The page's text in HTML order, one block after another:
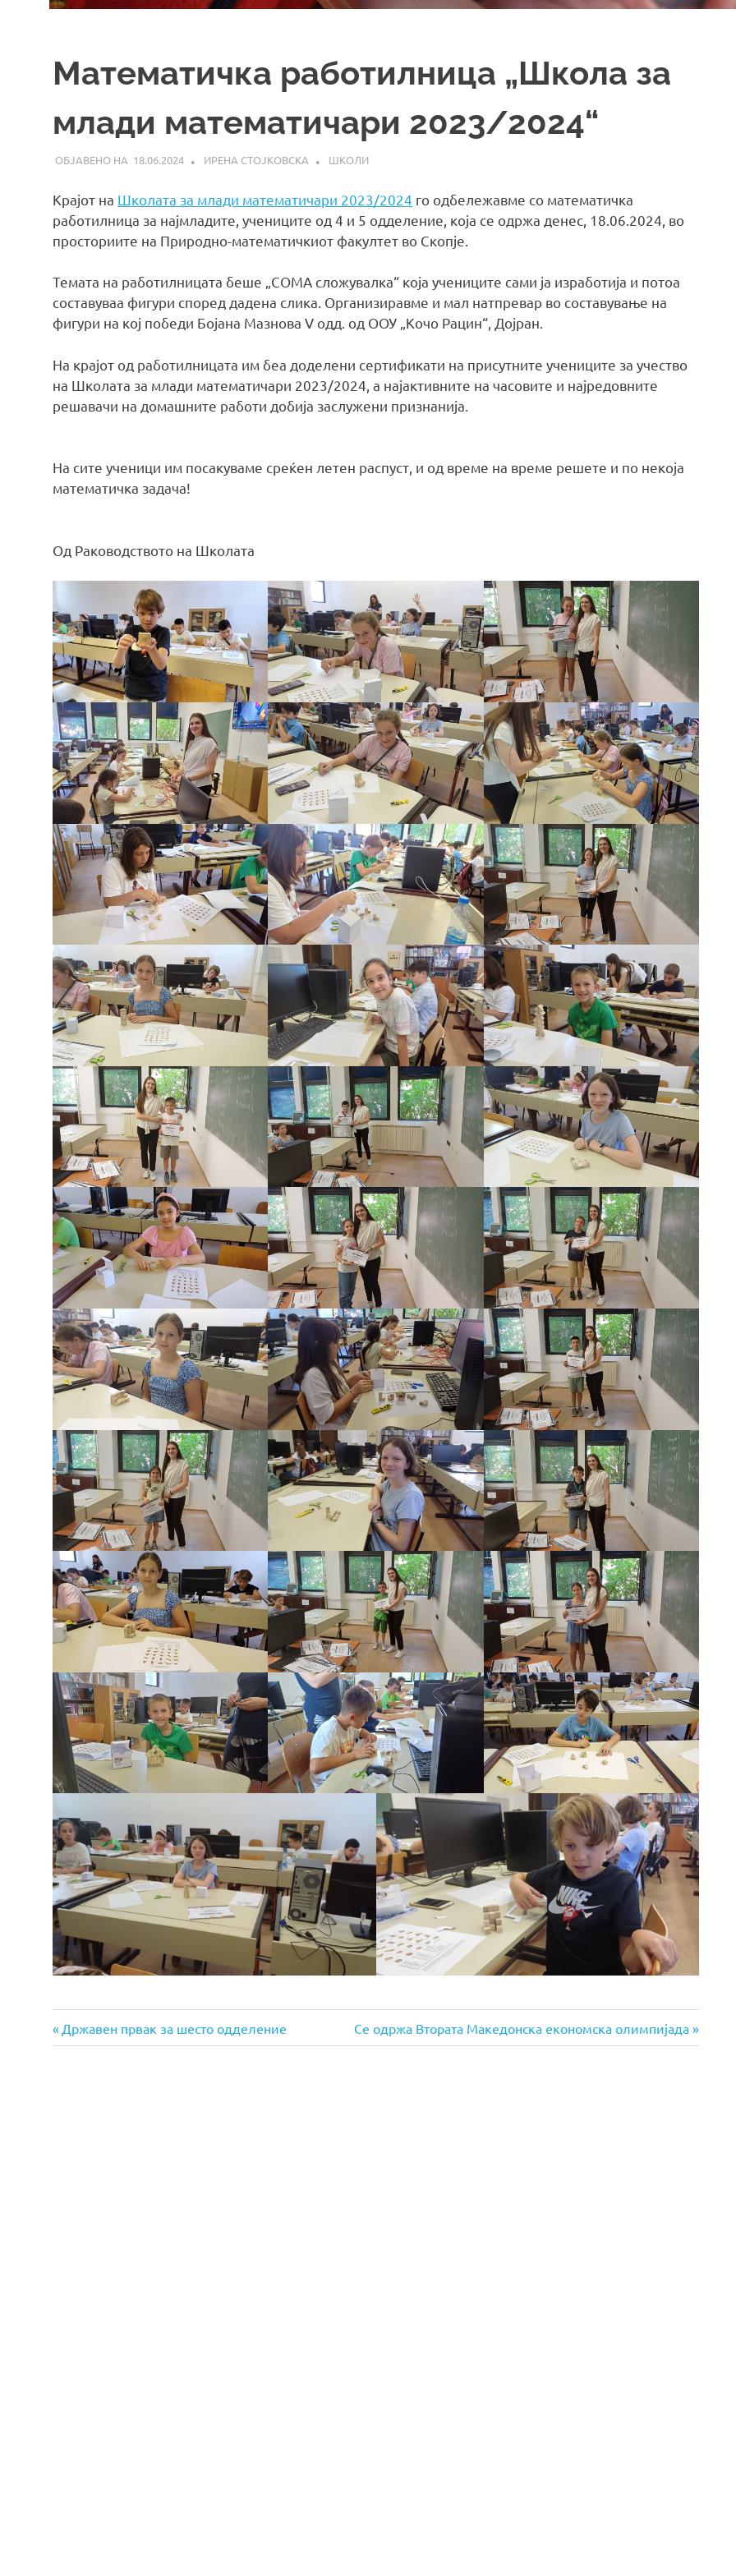
Математичка работилница „Школа за
млади математичари 2023/2024“
18.06.2024 ИРЕНА СТОЈКОВСКА ШКОЛИ
Крајот на Школата за млади математичари 2023/2024 го одбележавме со математичка
работилница за најмладите, учениците од 4 и 5 одделение, која се одржа денес, 18.06.2024, во
просториите на Природно-математичкиот факултет во Скопје.
Темата на работилницата беше „СОМА сложувалка“ која учениците сами ја изработија и потоа
составуваа фигури според дадена слика. Организиравме и мал натпревар во составување на
фигури на кој победи Бојана Мазнова V одд. од ООУ „Кочо Рацин“, Дојран.
На крајот од работилницата им беа доделени сертификати на присутните учениците за учество
на Школата за млади математичари 2023/2024, а најактивните на часовите и најредовните
решавачи на домашните работи добија заслужени признанија.
На сите ученици им посакуваме среќен летен распуст, и од време на време решете и по некоја
математичка задача!
Од Раководството на Школата
Навигација
Previous
Post:
Државен првак за шесто одделение
Next
Post:
Се одржа Втората Македонска економска олимпијада